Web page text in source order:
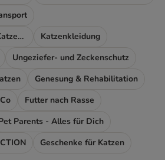
Katzenhalsbänder und Katzengeschirr
Katzenkleidung
Ungeziefer- und Zeckenschutz
Genesung & Rehabilitation
Futter nach Rasse
Parents - Alles für Dich
Geschenke für Katzen